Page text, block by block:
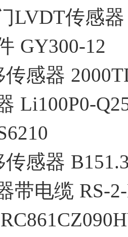
LVDT传感器
GY300-12
传感器
Li100P0-
传感器
带电缆 RS-